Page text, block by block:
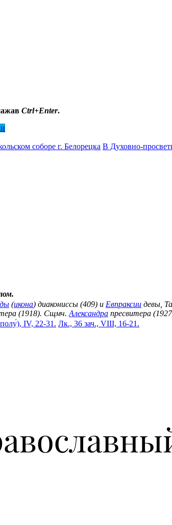
Ctrl+Enter.
соборе г. Белорецка В Духовно-
(икона) диакониссы (409) и Евпраксии девы,
(1918). Сщмч. Александра пресвитера
IV, 22-31. Лк., 36 зач., VIII, 16-21.